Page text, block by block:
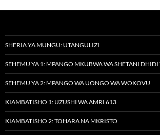
SHERIA YA MUNGU: UTANGULIZI
SEHEMU YA 1: MPANGO MKUBWA WA SHETANI DHIDI
SEHEMU YA 2: MPANGO WA UONGO WA WOKOVU
KIAMBATISHO 1: UZUSHI WA AMRI 613
KIAMBATISHO 2: TOHARA NA MKRISTO